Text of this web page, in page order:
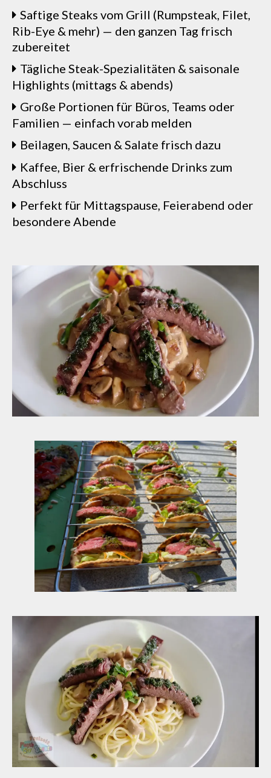
Saftige Steaks vom Grill (Rumpsteak, Filet,
Rib-Eye & mehr) — den ganzen Tag frisch
zubereitet
Tägliche Steak-Spezialitäten & saisonale
Highlights (mittags & abends)
Große Portionen für Büros, Teams oder
Familien — einfach vorab melden
Beilagen, Saucen & Salate frisch dazu
Kaffee, Bier & erfrischende Drinks zum
Abschluss
Perfekt für Mittagspause, Feierabend oder
besondere Abende